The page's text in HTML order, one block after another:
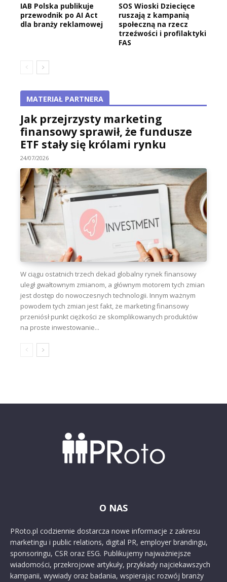
IAB Polska publikuje
przewodnik po AI Act
dla branży reklamowej
SOS Wioski Dziecięce
ruszają z kampanią
społeczną na rzecz
trzeźwości i profilaktyki
FAS
MATERIAŁ PARTNERA
Jak przejrzysty marketing
finansowy sprawił, że fundusze
ETF stały się królami rynku
24/07/2026
W ciągu ostatnich trzech dekad globalny rynek finansowy
uległ gwałtownym zmianom, a głównym motorem tych zmian
jest dostęp do nowoczesnych technologii. Innym ważnym
powodem tych zmian jest fakt, że marketing finansowy
przeniósł punkt ciężkości ze skomplikowanych produktów
na proste inwestowanie...
O NAS
PRoto.pl codziennie dostarcza nowe informacje z zakresu
marketingu i public relations, digital PR, employer brandingu,
sponsoringu, CSR oraz ESG. Publikujemy najważniejsze
wiadomości, przekrojowe artykuły, przykłady najciekawszych
kampanii, wywiady oraz badania, wspierając rozwój branży